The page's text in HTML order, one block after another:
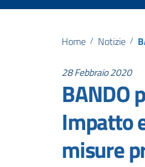
Home / Notizie /
28 Febbraio 2020
BANDO
Impatto
misure